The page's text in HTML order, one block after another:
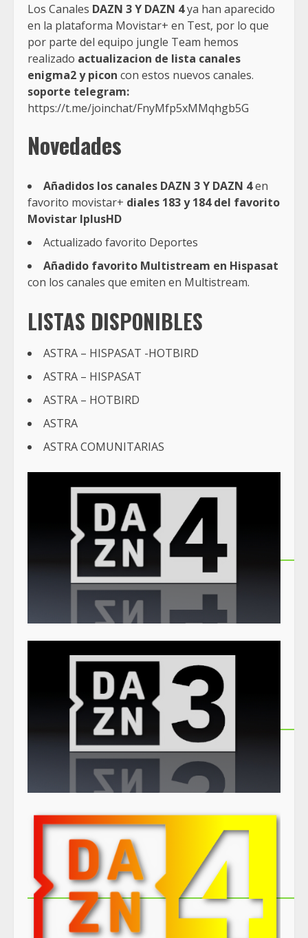
Los Canales DAZN 3 Y DAZN 4ya han aparecido
en la plataforma Movistar+ en Test, por lo que
por parte del equipo jungle Team hemos
realizado actualizacion de lista canales
enigma2 y picon con estos nuevos canales.
soporte telegram:
https://t.me/joinchat/FnyMfp5xMMqhgb5G
Novedades
Añadidos los canales DAZN 3 Y DAZN 4en
favorito movistar+ diales 183 y 184 del favorito
Movistar IplusHD
Actualizado favorito Deportes
Añadido favorito Multistream en Hispasat
con los canales que emiten en Multistream.
LISTAS DISPONIBLES
ASTRA – HISPASAT -HOTBIRD
ASTRA – HISPASAT
ASTRA – HOTBIRD
ASTRA
ASTRA COMUNITARIAS